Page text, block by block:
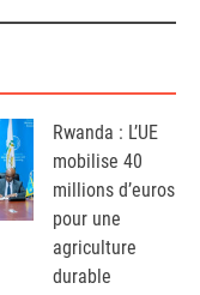
Rwanda : L’UE
mobilise 40
millions d’euros
pour une
agriculture
durable